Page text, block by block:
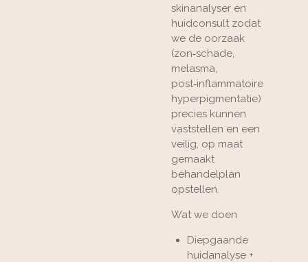
skinanalyser en
huidconsult zodat
we de oorzaak
(zon‑schade,
melasma,
post‑inflammatoire
hyperpigmentatie)
precies kunnen
vaststellen en een
veilig, op maat
gemaakt
behandelplan
opstellen.
Wat we doen
Diepgaande
huidanalyse +